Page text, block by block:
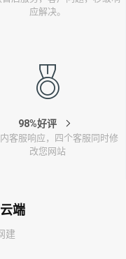
应解决。
98%好评
客服响应，四个客服同时修
改您网站
端
建